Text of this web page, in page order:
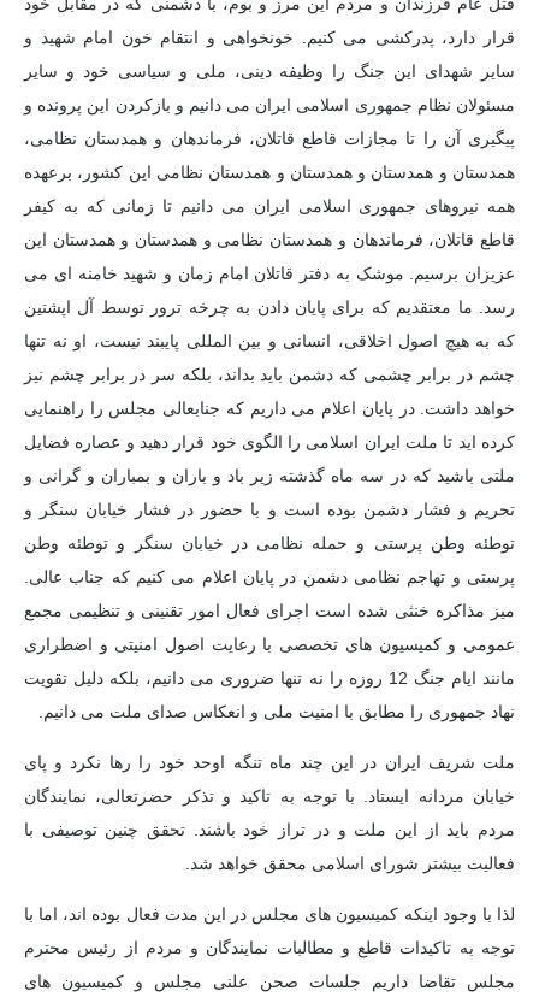
قرار دارد، پدرکشی می کنیم. خونخواهی و انتقام خون امام شهید و
سایر شهدای این جنگ را وظیفه دینی، ملی و سیاسی خود و سایر
مسئولان نظام جمهوری اسلامی ایران می دانیم و بازکردن این پرونده و
پیگیری آن را تا مجازات قاطع قاتلان، فرماندهان و همدستان نظامی،
همدستان و همدستان و همدستان و همدستان نظامی این کشور، برعهده
همه نیروهای جمهوری اسلامی ایران می دانیم تا زمانی که به کیفر
قاطع قاتلان، فرماندهان و همدستان نظامی و همدستان و همدستان این
عزیزان برسیم. موشک به دفتر قاتلان امام زمان و شهید خامنه ای می
رسد. ما معتقدیم که برای پایان دادن به چرخه ترور توسط آل اپشتین
که به هیچ اصول اخلاقی، انسانی و بین المللی پایبند نیست، او نه تنها
چشم در برابر چشمی که دشمن باید بداند، بلکه سر در برابر چشم نیز
خواهد داشت. در پایان اعلام می داریم که جنابعالی مجلس را راهنمایی
کرده اید تا ملت ایران اسلامی را الگوی خود قرار دهید و عصاره فضایل
ملتی باشید که در سه ماه گذشته زیر باد و باران و بمباران و گرانی و
تحریم و فشار دشمن بوده است و با حضور در فشار خیابان سنگر و
توطئه وطن پرستی و حمله نظامی در خیابان سنگر و توطئه وطن
پرستی و تهاجم نظامی دشمن در پایان اعلام می کنیم که جناب عالی.
میز مذاکره خنثی شده است اجرای فعال امور تقنینی و تنظیمی مجمع
عمومی و کمیسیون های تخصصی با رعایت اصول امنیتی و اضطراری
مانند ایام جنگ 12 روزه را نه تنها ضروری می دانیم، بلکه دلیل تقویت
نهاد جمهوری را مطابق با امنیت ملی و انعکاس صدای ملت می دانیم.
ملت شریف ایران در این چند ماه تنگه اوحد خود را رها نکرد و پای
خیابان مردانه ایستاد. با توجه به تاکید و تذکر حضرتعالی، نمایندگان
مردم باید از این ملت و در تراز خود باشند. تحقق چنین توصیفی با
فعالیت بیشتر شورای اسلامی محقق خواهد شد.
لذا با وجود اینکه کمیسیون های مجلس در این مدت فعال بوده اند، اما با
توجه به تاکیدات قاطع و مطالبات نمایندگان و مردم از رئیس محترم
مجلس تقاضا داریم جلسات صحن علنی مجلس و کمیسیون های